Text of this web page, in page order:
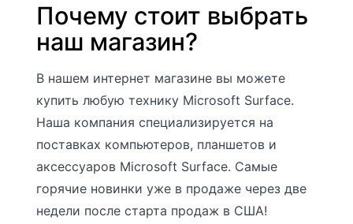
Почему стоит выбрать
наш магазин?
В нашем интернет магазине вы можете
купить любую технику Microsoft Surface.
Наша компания специализируется на
поставках компьютеров, планшетов и
аксессуаров Microsoft Surface. Самые
горячие новинки уже в продаже через две
недели после старта продаж в США!